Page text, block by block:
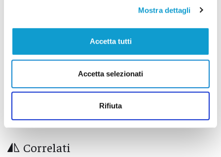
Mostra dettagli
Accetta tutti
Accetta selezionati
Rifiuta
Tutti gli articoli
Correlati